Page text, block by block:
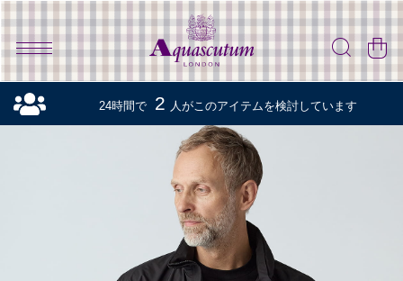
24時間で 2 人がこのアイテムを検討しています